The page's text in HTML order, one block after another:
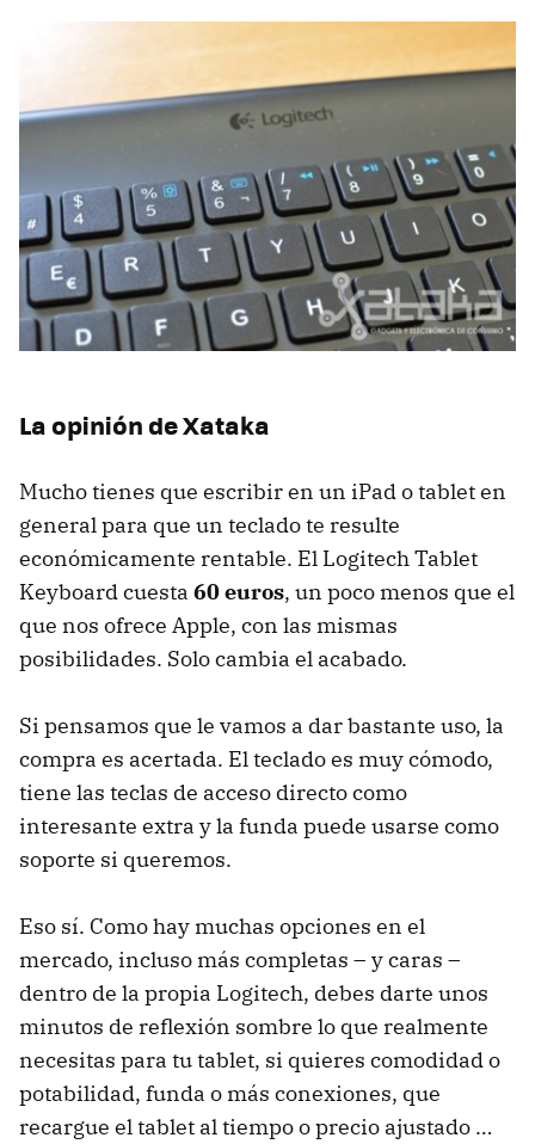
La opinión de Xataka
Mucho tienes que escribir en un iPad o tablet en
general para que un teclado te resulte
económicamente rentable. El Logitech Tablet
Keyboard cuesta 60 euros, un poco menos que el
que nos ofrece Apple, con las mismas
posibilidades. Solo cambia el acabado.
Si pensamos que le vamos a dar bastante uso, la
compra es acertada. El teclado es muy cómodo,
tiene las teclas de acceso directo como
interesante extra y la funda puede usarse como
soporte si queremos.
Eso sí. Como hay muchas opciones en el
mercado, incluso más completas – y caras –
dentro de la propia Logitech, debes darte unos
minutos de reflexión sombre lo que realmente
necesitas para tu tablet, si quieres comodidad o
potabilidad, funda o más conexiones, que
recargue el tablet al tiempo o precio ajustado …